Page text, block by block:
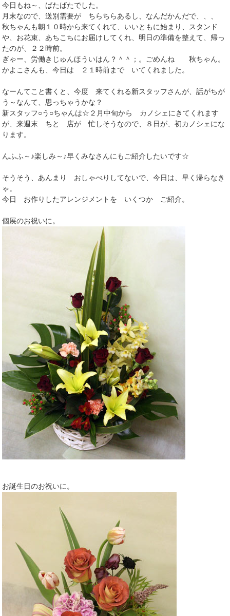
今日もね～、ばたばたでした。
月末なので、送別需要が ちらちらあるし、なんだかんだで、、、
秋ちゃんも朝１０時から来てくれて、いいともに始まり、スタンド
や、お花束、あちこちにお届けしてくれ、明日の準備を整えて、帰っ
たのが、２２時前。
ぎゃー、労働きじゅんほういはん？＾＾；。ごめんね 秋ちゃん。
かよこさんも、今日は ２１時前まで いてくれました。
なーんてこと書くと、今度 来てくれる新スタッフさんが、話がちが
う～なんて、思っちゃうかな？
新スタッフ○う○ちゃんは☆２月中旬から カノシェにきてくれます
が、来週末 ちと 店が 忙しそうなので、８日が、初カノシェにな
ります。
んふふ～♪楽しみ～♪早くみなさんにもご紹介したいです☆
そうそう、あんまり おしゃべりしてないで、今日は、早く帰らなき
ゃ。
今日 お作りしたアレンジメントを いくつか ご紹介。
個展のお祝いに。
お誕生日のお祝いに。